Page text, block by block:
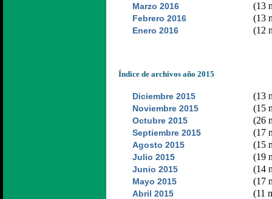
Marzo 2016 (13
Febrero 2016 (13
Enero 2016 (12
Índice de archivos año 2015
Diciembre 2015 (13
Noviembre 2015 (15
Octubre 2015 (26
Septiembre 2015 (17
Agosto 2015 (15
Julio 2015 (19
Junio 2015 (14
Mayo 2015 (17
Abril 2015 (11